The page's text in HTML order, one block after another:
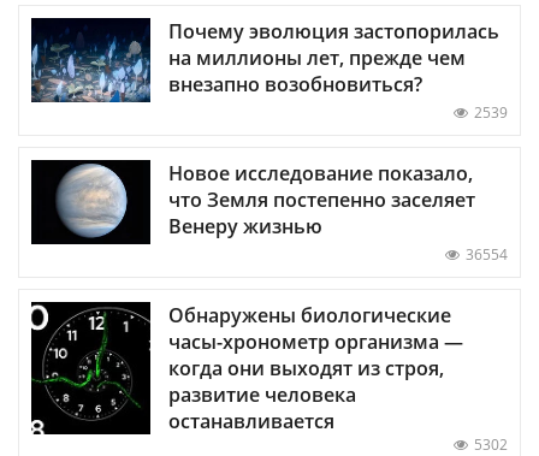
Почему эволюция застопорилась
на миллионы лет, прежде чем
внезапно возобновиться?
2539
Новое исследование показало,
что Земля постепенно заселяет
Венеру жизнью
36554
Обнаружены биологические
часы-хронометр организма —
когда они выходят из строя,
развитие человека
останавливается
5302